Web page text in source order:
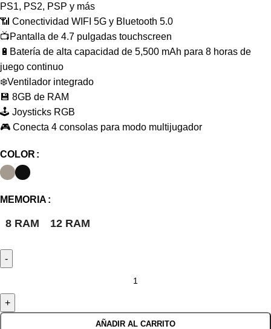
PS1, PS2, PSP y más
📶 Conectividad WIFI 5G y Bluetooth 5.0
📺Pantalla de 4.7 pulgadas touchscreen
🔋Batería de alta capacidad de 5,500 mAh para 8 horas de
juego continuo
❄️Ventilador integrado
💾 8GB de RAM
🕹️ Joysticks RGB
🎮 Conecta 4 consolas para modo multijugador
COLOR
MEMORIA
8 RAM 12 RAM
AÑADIR AL CARRITO